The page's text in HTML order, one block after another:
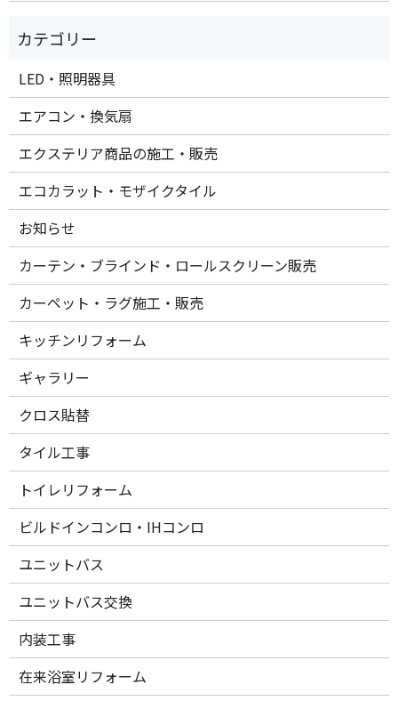
LED・照明器具
エアコン・換気扇
エクステリア商品の施工・販売
エコカラット・モザイクタイル
お知らせ
カーテン・ブラインド・ロールスクリーン販売
カーペット・ラグ施工・販売
キッチンリフォーム
ギャラリー
クロス貼替
タイル工事
トイレリフォーム
ビルドインコンロ・IHコンロ
ユニットバス
ユニットバス交換
内装工事
在来浴室リフォーム